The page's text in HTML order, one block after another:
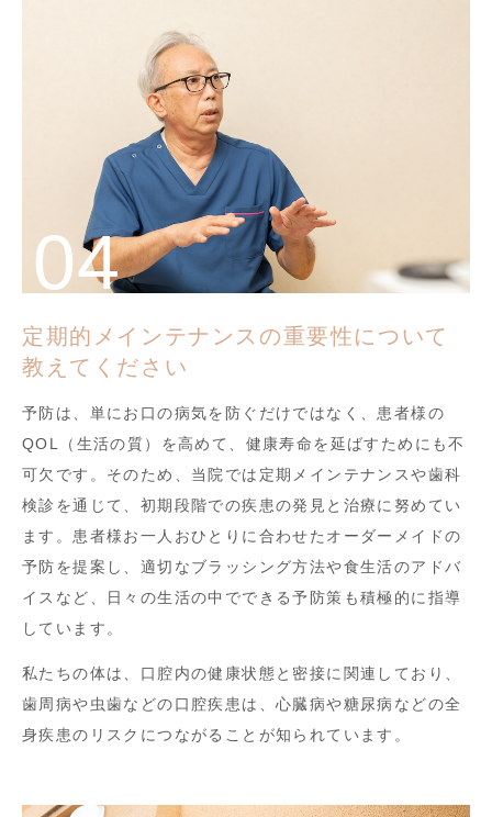
定期的メインテナンスの重要性について
教えてください
予防は、単にお口の病気を防ぐだけではなく、患者様の
QOL（生活の質）を高めて、健康寿命を延ばすためにも不
可欠です。そのため、当院では定期メインテナンスや歯科
検診を通じて、初期段階での疾患の発見と治療に努めてい
ます。患者様お一人おひとりに合わせたオーダーメイドの
予防を提案し、適切なブラッシング方法や食生活のアドバ
イスなど、日々の生活の中でできる予防策も積極的に指導
しています。
私たちの体は、口腔内の健康状態と密接に関連しており、
歯周病や虫歯などの口腔疾患は、心臓病や糖尿病などの全
身疾患のリスクにつながることが知られています。